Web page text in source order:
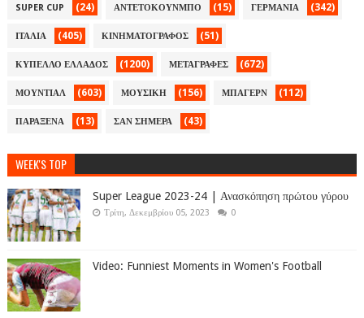
SUPER CUP (24) ΑΝΤΕΤΟΚΟΥΝΜΠΟ (15) ΓΕΡΜΑΝΙΑ (342)
ΙΤΑΛΙΑ (405) ΚΙΝΗΜΑΤΟΓΡΑΦΟΣ (51)
ΚΥΠΕΛΛΟ ΕΛΛΑΔΟΣ (1200) ΜΕΤΑΓΡΑΦΕΣ (672)
ΜΟΥΝΤΙΑΛ (603) ΜΟΥΣΙΚΗ (156) ΜΠΑΓΕΡΝ (112)
ΠΑΡΑΞΕΝΑ (13) ΣΑΝ ΣΗΜΕΡΑ (43)
WEEK'S TOP
Super League 2023-24 | Ανασκόπηση πρώτου γύρου
Τρίτη, Δεκεμβρίου 05, 2023 0
Video: Funniest Moments in Women's Football